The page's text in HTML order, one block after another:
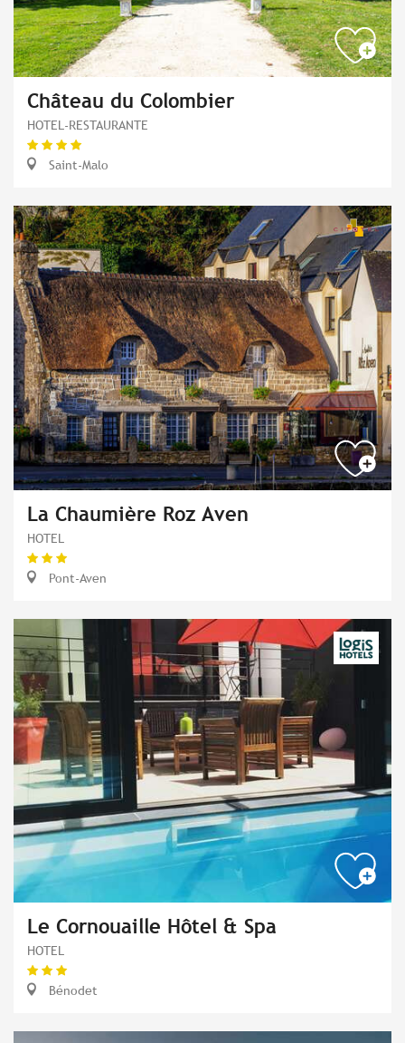
Château du Colombier
HOTEL-RESTAURANTE
Saint-Malo
La Chaumière Roz Aven
HOTEL
Pont-Aven
Le Cornouaille Hôtel & Spa
HOTEL
Bénodet